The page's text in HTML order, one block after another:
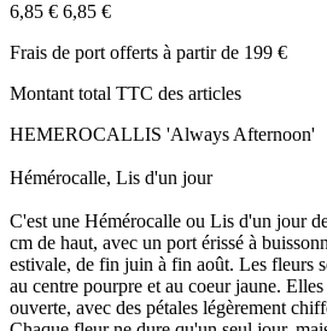
6,85 € 6,85 €
Frais de port offerts à partir de 199 €
Montant total TTC des articles
HEMEROCALLIS 'Always Afternoon'
Hémérocalle, Lis d'un jour
C'est une Hémérocalle ou Lis d'un jour
cm de haut, avec un port érissé à
estivale, de fin juin à fin août. Les fleurs
au centre pourpre et au coeur jaune.
ouverte, avec des pétales légèrement